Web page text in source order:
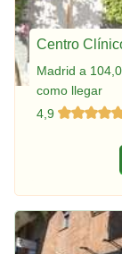
Centro
Madrid a
como llegar
4,9